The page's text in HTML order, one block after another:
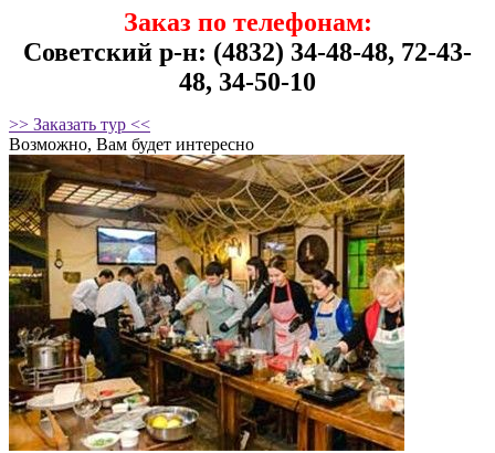
Заказ по телефонам:
Советский р-н: (4832) 34-48-48, 72-43-
48, 34-50-10
>> Заказать тур <<
Возможно, Вам будет интересно